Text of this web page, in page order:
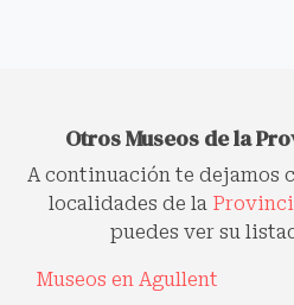
Otros Museos de la
A continuación te dejamos
localidades de la
puedes ver su
Museos en Agullent